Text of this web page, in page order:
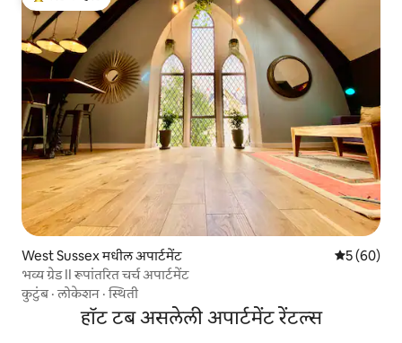
टॉप गेस्ट फेव्हरेट
West Sussex मधील अपार्टमेंट 5 पैकी 5
5 (60)
भव्य ग्रेड II रूपांतरित चर्च अपार्टमेंट
कुटुंब·लोकेशन ·स्थिती
हॉट टब असलेली अपार्टमेंट रेंटल्स